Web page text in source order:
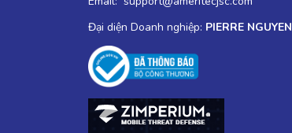
Đại diện Doanh nghiệp: PIERRE NGUYEN